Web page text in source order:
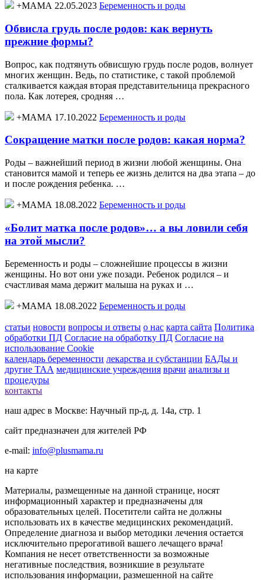
+МАМА 22.05.2023 Беременность и роды
Обвисла грудь после родов: как вернуть
прежние формы?
Вопрос, как подтянуть обвисшую грудь после родов, волнует
многих женщин. Ведь, по статистике, с такой проблемой
сталкивается каждая вторая представительница прекрасного
пола. Как лотерея, сродняя …
+МАМА 17.10.2022 Беременность и роды
Сокращение матки после родов: какая норма?
Роды – важнейший период в жизни любой женщины. Она
становится мамой и теперь ее жизнь делится на два этапа – до
и после рождения ребенка. …
+МАМА 18.08.2022 Беременность и роды
«Болит матка после родов»… а вы ловили себя
на этой мысли?
Беременность и роды – сложнейшие процессы в жизни
женщины. Но вот они уже позади. Ребенок родился – и
счастливая мама держит малыша на руках и …
+МАМА 18.08.2022 Беременность и роды
статьи новости вопросы и ответы о нас карта сайта Политика
обработки ПД Согласие на обработку ПД Согласие на
использование Cookie
календарь беременности лекарства и субстанции БАДы и
другие ТАА медицинские учреждения врачи анализы и
процедуры
контакты
наш адрес в Москве: Научный пр-д, д. 14а, стр. 1
сайт предназначен для жителей РФ
e-mail: info@plusmama.ru
на карте
Материалы, размещенные на данной странице, носят
информационный характер и предназначены для
образовательных целей. Посетители сайта не должны
использовать их в качестве медицинских рекомендаций.
Определение диагноза и выбор методики лечения остается
исключительно прерогативой вашего лечащего врача!
Компания не несет ответственности за возможные
негативные последствия, возникшие в результате
использования информации, размешенной на сайте